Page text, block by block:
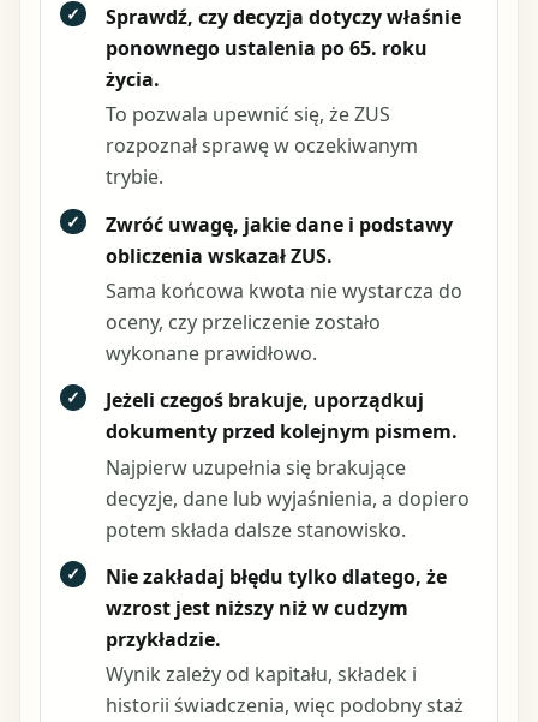
✓
Sprawdź, czy decyzja dotyczy właśnie
ponownego ustalenia po 65. roku
życia.
To pozwala upewnić się, że ZUS
rozpoznał sprawę w oczekiwanym
trybie.
✓
Zwróć uwagę, jakie dane i podstawy
obliczenia wskazał ZUS.
Sama końcowa kwota nie wystarcza do
oceny, czy przeliczenie zostało
wykonane prawidłowo.
✓
Jeżeli czegoś brakuje, uporządkuj
dokumenty przed kolejnym pismem.
Najpierw uzupełnia się brakujące
decyzje, dane lub wyjaśnienia, a dopiero
potem składa dalsze stanowisko.
✓
Nie zakładaj błędu tylko dlatego, że
wzrost jest niższy niż w cudzym
przykładzie.
Wynik zależy od kapitału, składek i
historii świadczenia, więc podobny staż